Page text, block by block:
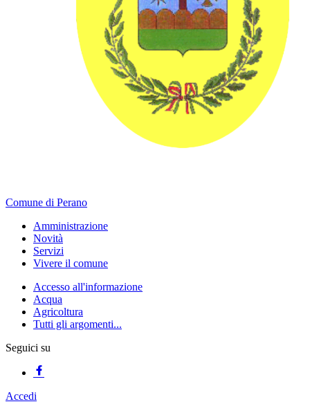
Comune di Perano
Amministrazione
Novità
Servizi
Vivere il comune
Accesso all'informazione
Acqua
Agricoltura
Tutti gli argomenti...
Seguici su
Accedi